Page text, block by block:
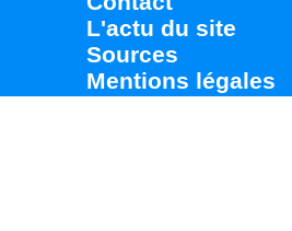
L'actu du site
Sources
Mentions légales